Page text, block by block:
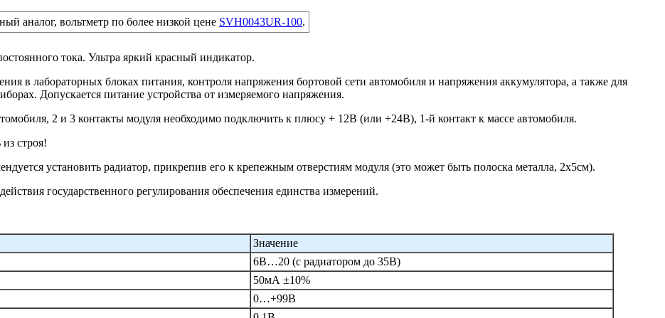
аналог, вольтметр по более низкой цене SVH0043UR-100.
тока. Ультра яркий красный индикатор.
в лабораторных блоках питания, контроля напряжения бортовой сети автомобиля и напряжения аккумулятора, а также для
Допускается питание устройства от измеряемого напряжения.
2 и 3 контакты модуля необходимо подключить к плюсу + 12В (или +24В), 1-й контакт к массе автомобиля.
строя!
установить радиатор, прикрепив его к крепежным отверстиям модуля (это может быть полоска металла, 2х5см).
государственного регулирования обеспечения единства измерений.
Значение
6В…20 (с радиатором до 35В)
50мА ±10%
0…+99В